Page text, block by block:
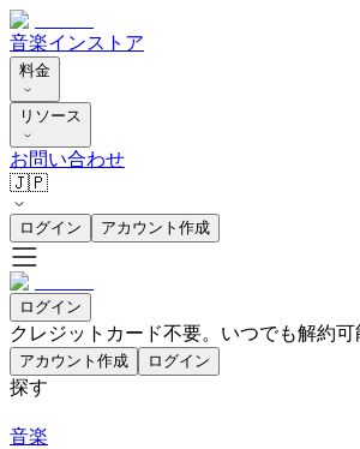
音楽インストア
料金
リソース
お問い合わせ
🇯🇵
ログイン アカウント作成
ログイン
クレジットカード不要。いつでも解約可
アカウント作成 ログイン
探す
音楽